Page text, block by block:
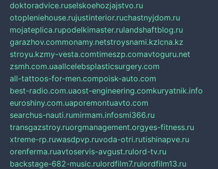
doktoradvice.ruselskoehozjajstvo.ru
otopleniehouse.rujustinterior.ruchastnyjdom.ru
mojateplica.rupodelkimaster.rulandshaftblog.ru
garazhov.commonamy.netstroysnami.kzlcna.kz
stroyu.kzmy-vesta.comtimeszp.comavtoguru.net
zsmh.com.uaallcelebsplasticsurgery.com
all-tattoos-for-men.compoisk-auto.com
best-radio.com.uaost-engineering.comkuryatnik.info
euroshiny.com.uaporemontuavto.com
searchus-nauti.rumirmam.infosmi366.ru
transgazstroy.ruorgmanagement.orgyes-fitness.ru
xtreme-rp.ruwasdpvp.ruvoda-otri.rutishinapve.ru
orenferma.ruavtoservis-avgust.rulord-tv.ru
backstage-682-music.rulordfilm7.rulordfilm13.ru